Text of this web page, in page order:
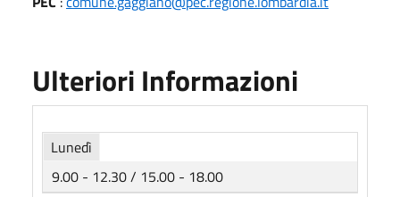
Ulteriori Informazioni
Lunedì
9.00 - 12.30 / 15.00 - 18.00